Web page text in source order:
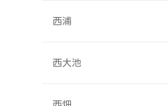
西浦
西大池